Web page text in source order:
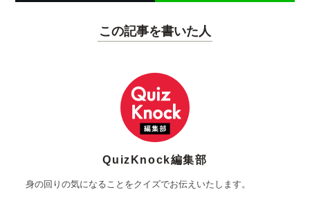
この記事を書いた人
QuizKnock編集部
身の回りの気になることをクイズでお伝えいたします。